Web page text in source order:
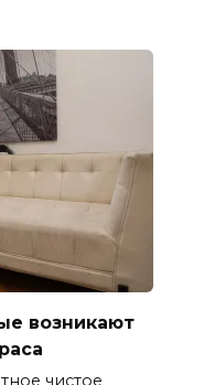
возникают
чистое